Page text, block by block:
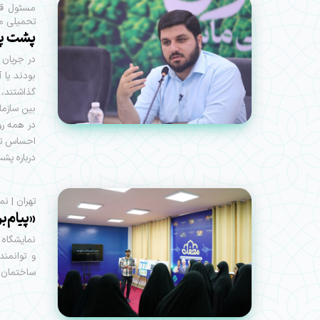
مسئول
تحمیلی
پشت
در
بودند
بین
در همه
احساس
درباره
تهران |
ساختمان